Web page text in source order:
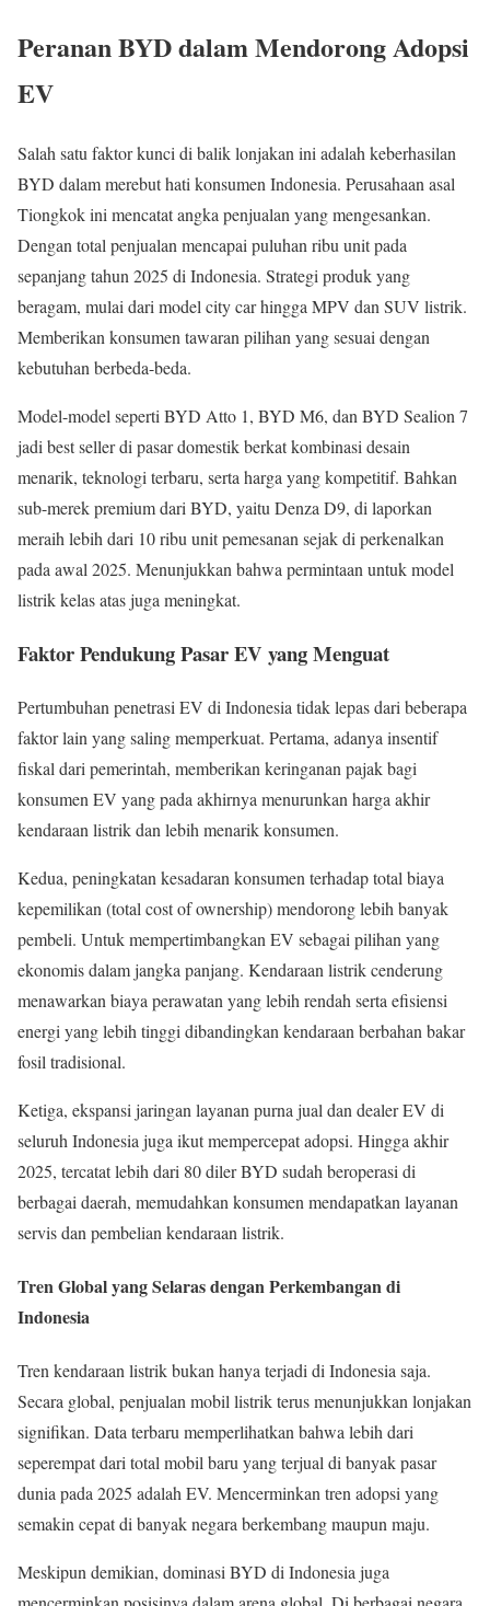
Peranan BYD dalam Mendorong Adopsi
EV
Salah satu faktor kunci di balik lonjakan ini adalah keberhasilan
BYD dalam merebut hati konsumen Indonesia. Perusahaan asal
Tiongkok ini mencatat angka penjualan yang mengesankan.
Dengan total penjualan mencapai puluhan ribu unit pada
sepanjang tahun 2025 di Indonesia. Strategi produk yang
beragam, mulai dari model city car hingga MPV dan SUV listrik.
Memberikan konsumen tawaran pilihan yang sesuai dengan
kebutuhan berbeda-beda.
Model-model seperti BYD Atto 1, BYD M6, dan BYD Sealion 7
jadi best seller di pasar domestik berkat kombinasi desain
menarik, teknologi terbaru, serta harga yang kompetitif. Bahkan
sub-merek premium dari BYD, yaitu Denza D9, di laporkan
meraih lebih dari 10 ribu unit pemesanan sejak di perkenalkan
pada awal 2025. Menunjukkan bahwa permintaan untuk model
listrik kelas atas juga meningkat.
Faktor Pendukung Pasar EV yang Menguat
Pertumbuhan penetrasi EV di Indonesia tidak lepas dari beberapa
faktor lain yang saling memperkuat. Pertama, adanya insentif
fiskal dari pemerintah, memberikan keringanan pajak bagi
konsumen EV yang pada akhirnya menurunkan harga akhir
kendaraan listrik dan lebih menarik konsumen.
Kedua, peningkatan kesadaran konsumen terhadap total biaya
kepemilikan (total cost of ownership) mendorong lebih banyak
pembeli. Untuk mempertimbangkan EV sebagai pilihan yang
ekonomis dalam jangka panjang. Kendaraan listrik cenderung
menawarkan biaya perawatan yang lebih rendah serta efisiensi
energi yang lebih tinggi dibandingkan kendaraan berbahan bakar
fosil tradisional.
Ketiga, ekspansi jaringan layanan purna jual dan dealer EV di
seluruh Indonesia juga ikut mempercepat adopsi. Hingga akhir
2025, tercatat lebih dari 80 diler BYD sudah beroperasi di
berbagai daerah, memudahkan konsumen mendapatkan layanan
servis dan pembelian kendaraan listrik.
Tren Global yang Selaras dengan Perkembangan di
Indonesia
Tren kendaraan listrik bukan hanya terjadi di Indonesia saja.
Secara global, penjualan mobil listrik terus menunjukkan lonjakan
signifikan. Data terbaru memperlihatkan bahwa lebih dari
seperempat dari total mobil baru yang terjual di banyak pasar
dunia pada 2025 adalah EV. Mencerminkan tren adopsi yang
semakin cepat di banyak negara berkembang maupun maju.
Meskipun demikian, dominasi BYD di Indonesia juga